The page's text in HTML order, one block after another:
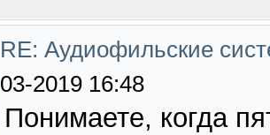
RE: Аудиофильские
03-2019 16:48
Понимаете, когда